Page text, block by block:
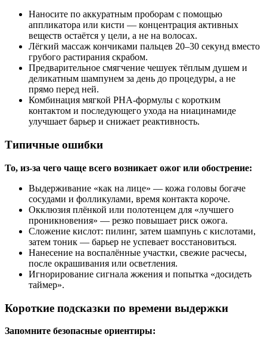
Наносите по аккуратным проборам с помощью
аппликатора или кисти — концентрация активных
веществ остаётся у цели, а не на волосах.
Лёгкий массаж кончиками пальцев 20–30 секунд вместо
грубого растирания скрабом.
Предварительное смягчение чешуек тёплым душем и
деликатным шампунем за день до процедуры, а не
прямо перед ней.
Комбинация мягкой PHA‑формулы с коротким
контактом и последующего ухода на ниацинамиде
улучшает барьер и снижает реактивность.
Типичные ошибки
То, из‑за чего чаще всего возникает ожог или обострение:
Выдерживание «как на лице» — кожа головы богаче
сосудами и фолликулами, время контакта короче.
Окклюзия плёнкой или полотенцем для «лучшего
проникновения» — резко повышает риск ожога.
Сложение кислот: пилинг, затем шампунь с кислотами,
затем тоник — барьер не успевает восстановиться.
Нанесение на воспалённые участки, свежие расчесы,
после окрашивания или осветления.
Игнорирование сигнала жжения и попытка «досидеть
таймер».
Короткие подсказки по времени выдержки
Запомните безопасные ориентиры: